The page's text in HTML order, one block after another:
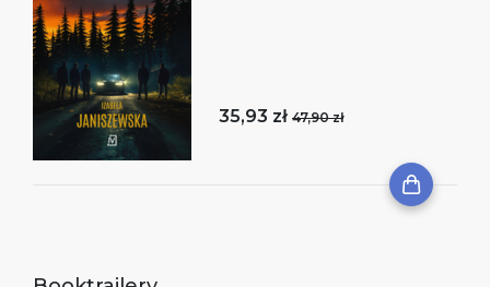
35,93 zł 47,90 zł